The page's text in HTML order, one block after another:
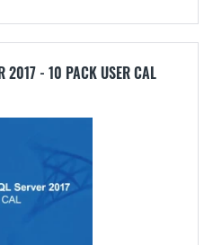
2017 - 10 PACK USER CAL